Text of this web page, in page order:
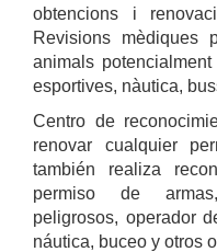
obtencions i
Revisions mèdiques
animals
esportives, nàutica,
Centro de
renovar cualquier
también realiza
permiso de
peligrosos, operador
náutica, buceo y otros